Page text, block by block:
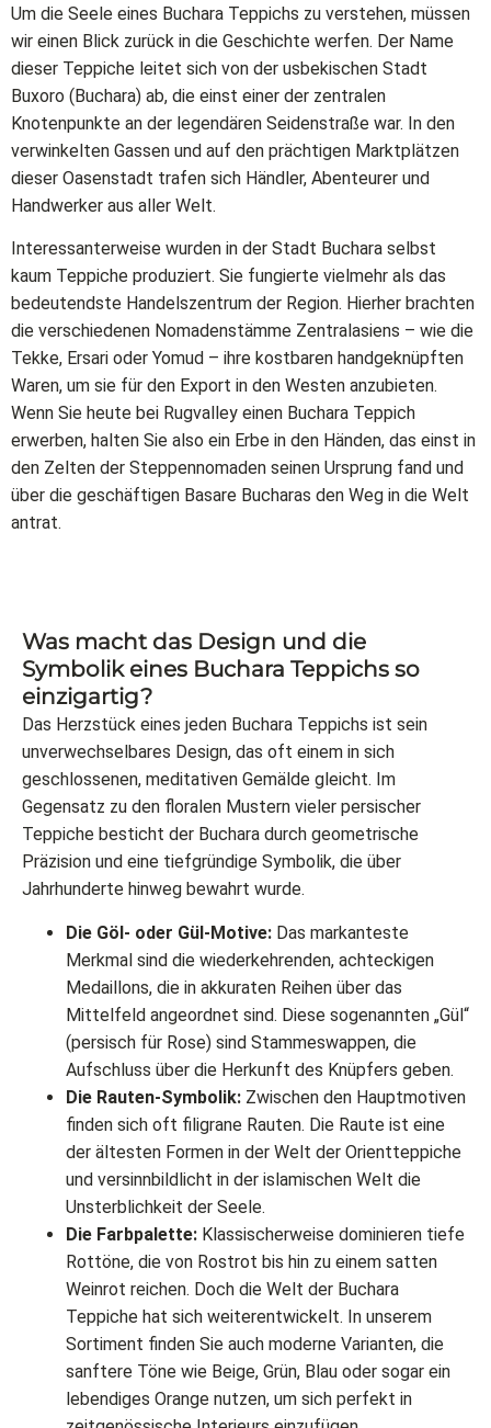
Um die Seele eines Buchara Teppichs zu verstehen, müssen
wir einen Blick zurück in die Geschichte werfen. Der Name
dieser Teppiche leitet sich von der usbekischen Stadt
Buxoro (Buchara) ab, die einst einer der zentralen
Knotenpunkte an der legendären Seidenstraße war. In den
verwinkelten Gassen und auf den prächtigen Marktplätzen
dieser Oasenstadt trafen sich Händler, Abenteurer und
Handwerker aus aller Welt.
Interessanterweise wurden in der Stadt Buchara selbst
kaum Teppiche produziert. Sie fungierte vielmehr als das
bedeutendste Handelszentrum der Region. Hierher brachten
die verschiedenen Nomadenstämme Zentralasiens – wie die
Tekke, Ersari oder Yomud – ihre kostbaren handgeknüpften
Waren, um sie für den Export in den Westen anzubieten.
Wenn Sie heute bei Rugvalley einen Buchara Teppich
erwerben, halten Sie also ein Erbe in den Händen, das einst in
den Zelten der Steppennomaden seinen Ursprung fand und
über die geschäftigen Basare Bucharas den Weg in die Welt
antrat.
Was macht das Design und die
Symbolik eines Buchara Teppichs so
einzigartig?
Das Herzstück eines jeden Buchara Teppichs ist sein
unverwechselbares Design, das oft einem in sich
geschlossenen, meditativen Gemälde gleicht. Im
Gegensatz zu den floralen Mustern vieler persischer
Teppiche besticht der Buchara durch geometrische
Präzision und eine tiefgründige Symbolik, die über
Jahrhunderte hinweg bewahrt wurde.
Die Göl- oder Gül-Motive: Das markanteste
Merkmal sind die wiederkehrenden, achteckigen
Medaillons, die in akkuraten Reihen über das
Mittelfeld angeordnet sind. Diese sogenannten „Gül“
(persisch für Rose) sind Stammeswappen, die
Aufschluss über die Herkunft des Knüpfers geben.
Die Rauten-Symbolik: Zwischen den Hauptmotiven
finden sich oft filigrane Rauten. Die Raute ist eine
der ältesten Formen in der Welt der Orientteppiche
und versinnbildlicht in der islamischen Welt die
Unsterblichkeit der Seele.
Die Farbpalette: Klassischerweise dominieren tiefe
Rottöne, die von Rostrot bis hin zu einem satten
Weinrot reichen. Doch die Welt der Buchara
Teppiche hat sich weiterentwickelt. In unserem
Sortiment finden Sie auch moderne Varianten, die
sanftere Töne wie Beige, Grün, Blau oder sogar ein
lebendiges Orange nutzen, um sich perfekt in